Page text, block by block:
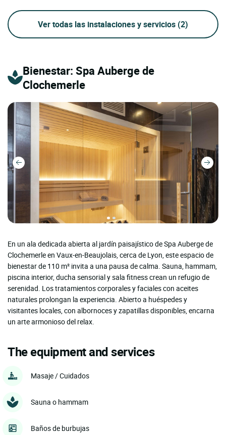
Ver todas las instalaciones y servicios (2)
Bienestar: Spa Auberge de
Clochemerle
En un ala dedicada abierta al jardín paisajístico de Spa Auberge de
Clochemerle en Vaux-en-Beaujolais, cerca de Lyon, este espacio de
bienestar de 110 m² invita a una pausa de calma. Sauna, hammam,
piscina interior, ducha sensorial y sala fitness crean un refugio de
serenidad. Los tratamientos corporales y faciales con aceites
naturales prolongan la experiencia. Abierto a huéspedes y
visitantes locales, con albornoces y zapatillas disponibles, encarna
un arte armonioso del relax.
The equipment and services
Masaje / Cuidados
Sauna o hammam
Baños de burbujas